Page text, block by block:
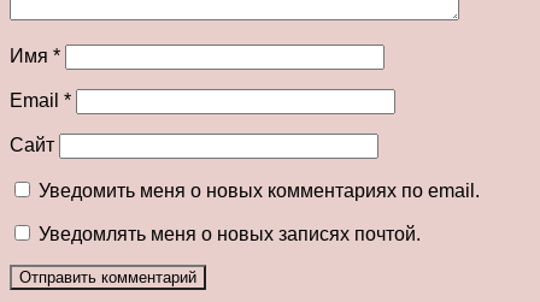
Имя *
Email *
Сайт
Уведомить меня о новых комментариях по email.
Уведомлять меня о новых записях почтой.